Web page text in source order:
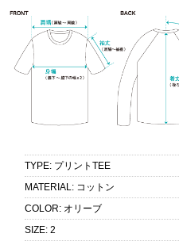
TYPE: プリントTEE
MATERIAL: コットン
COLOR: オリーブ
SIZE: 2